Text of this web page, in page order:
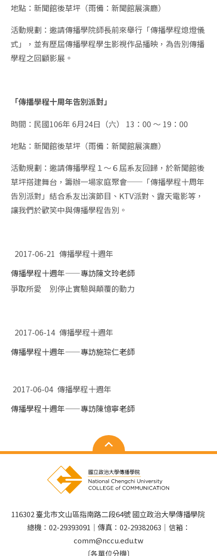
地點：新聞館後草坪（雨備：新聞館展演廳）
活動規劃：邀請傳播學院師長前來舉行「傳播學程熄燈儀
式」，並有歷屆傳播學程學生影視作品播映，為告別傳播
學程之回顧影展。
「傳播學程十周年告別派對」
時間：民國106年 6月24日（六） 13：00 ～ 19：00
地點：新聞館後草坪（雨備：新聞館展演廳）
活動規劃：邀請傳播學程１～６屆系友回歸，於新聞館後
草坪搭建舞台，籌辦一場家庭聚會──「傳播學程十周年
告別派對」結合系友出演節目、KTV派對、露天電影等，
讓我們於歡笑中與傳播學程告別。
2017-06-21 傳播學程十週年
傳播學程十週年——專訪陳文玲老師
爭取所愛 別停止實驗與顛覆的動力
2017-06-14 傳播學程十週年
傳播學程十週年——專訪施琮仁老師
2017-06-04 傳播學程十週年
傳播學程十週年——專訪陳憶寧老師
116302 臺北市文山區指南路二段64號 國立政治大學傳播學院
總機：02-29393091｜傳真：02-29382063｜信箱：
comm@nccu.edu.tw
〔各單位分機〕